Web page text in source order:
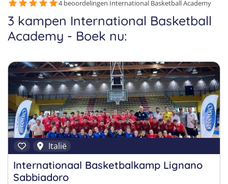
Nederland
Surfkampen Buitenland
Surfkampen 18+
Taalvakanties Duits
Taalvakanties Italiaans
4 beoordelingen International Basketball Academy
3 kampen International Basketball
Academy - Boek nu:
Italië
Internationaal Basketbalkamp Lignano
Sabbiadoro